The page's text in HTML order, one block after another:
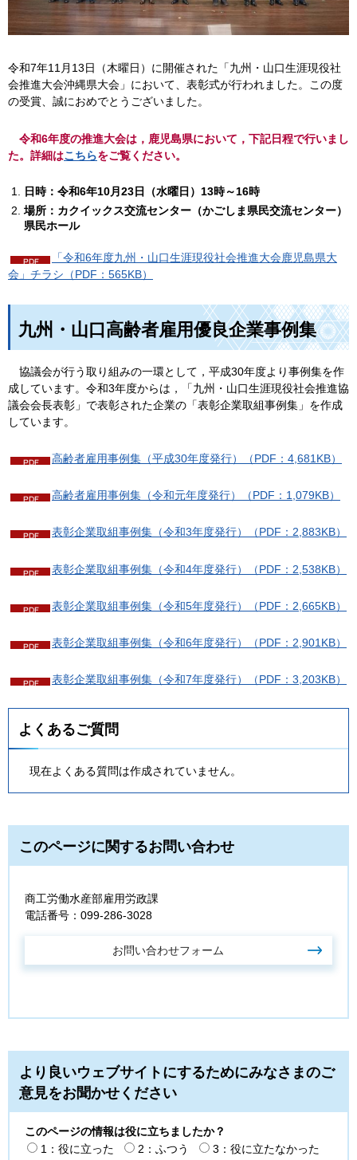
令和7年11月13日（木曜日）に開催された「九州・山口生涯現役社
会推進大会沖縄県大会」において、表彰式が行われました。この度
の受賞、誠におめでとうございました。
令和6年度の推進大会は，鹿児島県において，下記日程で行いまし
た。詳細はこちらをご覧ください。
日時：令和6年10月23日（水曜日）13時～16時
場所：カクイックス交流センター（かごしま県民交流センター）
県民ホール
「令和6年度九州・山口生涯現役社会推進大会鹿児島県大
会」チラシ（PDF：565KB）
九州・山口高齢者雇用優良企業事例集
協議会が行う取り組みの一環として，平成30年度より事例集を作
成しています。令和3年度からは，「九州・山口生涯現役社会推進協
議会会長表彰」で表彰された企業の「表彰企業取組事例集」を作成
しています。
高齢者雇用事例集（平成30年度発行）（PDF：4,681KB）
高齢者雇用事例集（令和元年度発行）（PDF：1,079KB）
表彰企業取組事例集（令和3年度発行）（PDF：2,883KB）
表彰企業取組事例集（令和4年度発行）（PDF：2,538KB）
表彰企業取組事例集（令和5年度発行）（PDF：2,665KB）
表彰企業取組事例集（令和6年度発行）（PDF：2,901KB）
表彰企業取組事例集（令和7年度発行）（PDF：3,203KB）
よくあるご質問
現在よくある質問は作成されていません。
このページに関するお問い合わせ
商工労働水産部雇用労政課
電話番号：099-286-3028
より良いウェブサイトにするためにみなさまのご
意見をお聞かせください
このページの情報は役に立ちましたか？
1：役に立った
2：ふつう
3：役に立たなかった